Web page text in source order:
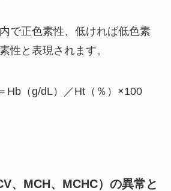
で正色素性、低ければ低色素
性と表現されます。
Hb（g/dL）／Ht（％）×100
、MCH、MCHC）の異常と